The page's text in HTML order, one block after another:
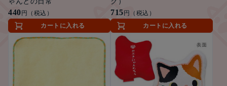
440 円（税込）
カートに入れる
715 円（税込）
カートに入れる